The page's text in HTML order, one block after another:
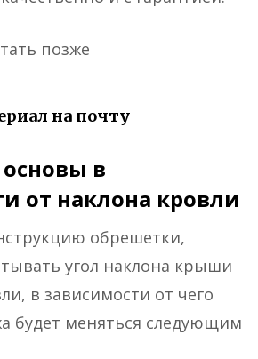
позже
на почту
в
от наклона кровли
обрешетки,
угол наклона крыши
в зависимости от чего
будет меняться следующим